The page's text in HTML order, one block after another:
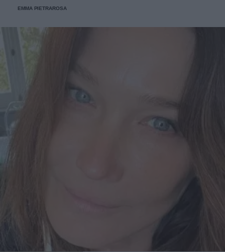
EMMA PIETRAROSA